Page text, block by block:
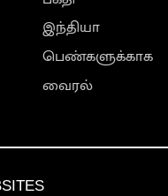
இந்தியா
பெண்களுக்காக
வைரல்